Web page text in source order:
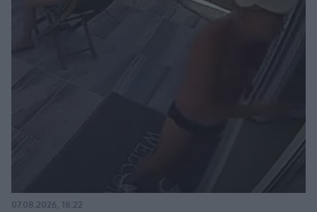
07.08.2026, 18:22